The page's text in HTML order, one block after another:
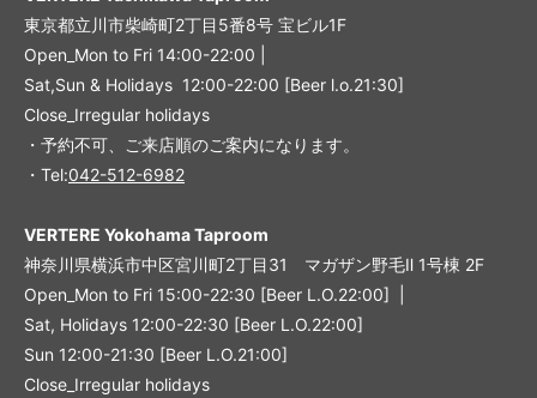
東京都立川市柴崎町2丁目5番8号 宝ビル1F
Open_Mon to Fri 14:00-22:00 |
Sat,Sun & Holidays 12:00-22:00 [Beer l.o.21:30]
Close_Irregular holidays
・予約不可、ご来店順のご案内になります。
・Tel:042-512-6982
VERTERE Yokohama Taproom
神奈川県横浜市中区宮川町2丁目31 マガザン野毛Ⅱ 1号棟 2F
Open_Mon to Fri 15:00-22:30 [Beer L.O.22:00] |
Sat, Holidays 12:00-22:30 [Beer L.O.22:00]
Sun 12:00-21:30 [Beer L.O.21:00]
Close_Irregular holidays